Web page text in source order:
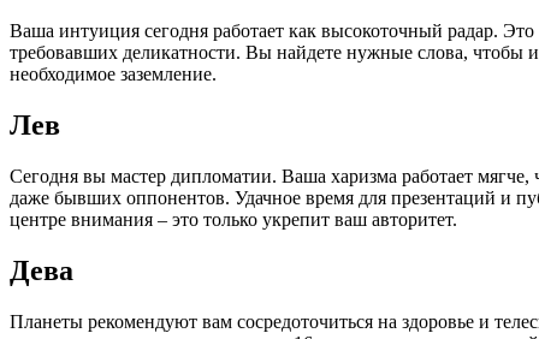
Ваша интуиция сегодня работает как высокоточный радар.
требовавших деликатности. Вы найдете нужные слова, чтобы
необходимое заземление.
Лев
Сегодня вы мастер дипломатии. Ваша харизма работает
даже бывших оппонентов. Удачное время для презентаций и
центре внимания – это только укрепит ваш авторитет.
Дева
Планеты рекомендуют вам сосредоточиться на здоровье и